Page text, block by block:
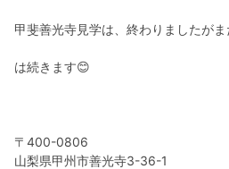
甲斐善光寺見学は、終わりましたが
は続きます😊
〒400-0806
山梨県甲州市善光寺3-36-1